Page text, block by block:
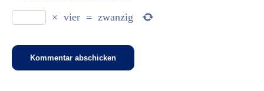
× vier = zwanzig